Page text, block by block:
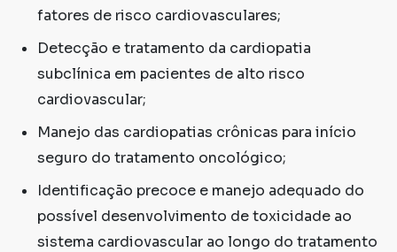
fatores de risco cardiovasculares;
Detecção e tratamento da cardiopatia
subclínica em pacientes de alto risco
cardiovascular;
Manejo das cardiopatias crônicas para início
seguro do tratamento oncológico;
Identificação precoce e manejo adequado do
possível desenvolvimento de toxicidade ao
sistema cardiovascular ao longo do tratamento